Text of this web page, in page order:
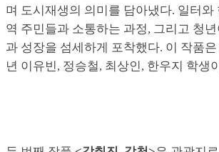
며 도시재생의 의미를 담아냈다. 일터와
역 주민들과 소통하는 과정, 그리고 청
과 성장을 섬세하게 포착했다. 이 작품
년 이유빈, 정승철, 최상인, 한우지 학생